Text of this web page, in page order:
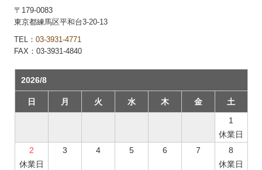
〒179-0083
東京都練馬区平和台3-20-13
TEL：03-3931-4771
FAX：03-3931-4840
2026/8
日 月 火 水 木 金
土
1
休業日
2
休業日
3 4 5 6 7
8
休業日